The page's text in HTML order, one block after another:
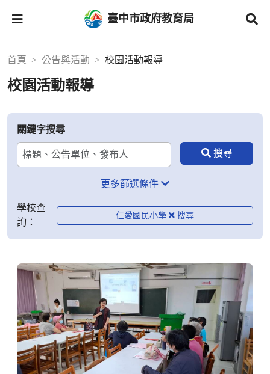
臺中市政府教育局
首頁 公告與活動 校園活動報導
校園活動報導
關鍵字搜尋
更多篩選條件
學校查
詢：
仁愛國民小學